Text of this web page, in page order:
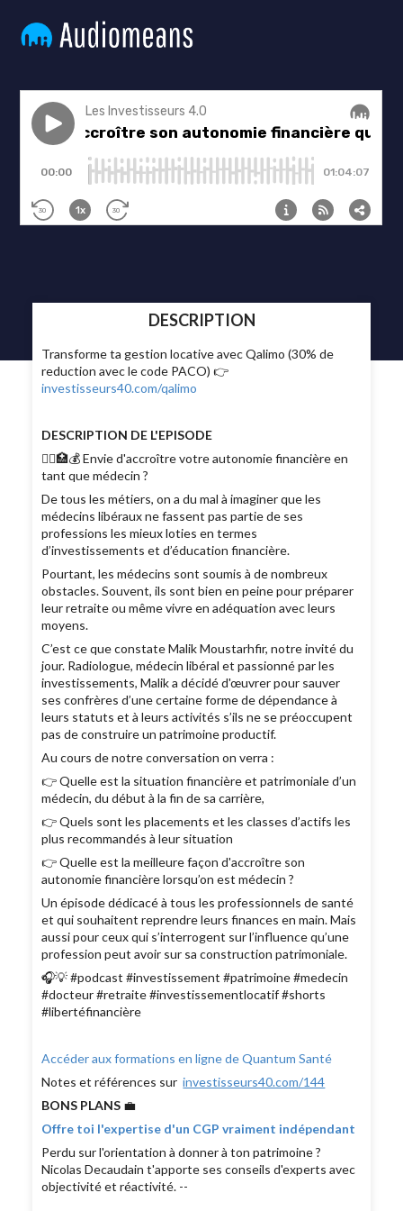
DESCRIPTION
Transforme ta gestion locative avec Qalimo (30% de
reduction avec le code PACO) 👉
investisseurs40.com/qalimo
DESCRIPTION DE L'EPISODE
👩‍⚕️🏥💰 Envie d'accroître votre autonomie financière en
tant que médecin ?
De tous les métiers, on a du mal à imaginer que les
médecins libéraux ne fassent pas partie de ses
professions les mieux loties en termes
d’investissements et d’éducation financière.
Pourtant, les médecins sont soumis à de nombreux
obstacles. Souvent, ils sont bien en peine pour préparer
leur retraite ou même vivre en adéquation avec leurs
moyens.
C’est ce que constate Malik Moustarhfir, notre invité du
jour. Radiologue, médecin libéral et passionné par les
investissements, Malik a décidé d'œuvrer pour sauver
ses confrères d’une certaine forme de dépendance à
leurs statuts et à leurs activités s’ils ne se préoccupent
pas de construire un patrimoine productif.
Au cours de notre conversation on verra :
👉 Quelle est la situation financière et patrimoniale d’un
médecin, du début à la fin de sa carrière,
👉 Quels sont les placements et les classes d’actifs les
plus recommandés à leur situation
👉 Quelle est la meilleure façon d'accroître son
autonomie financière lorsqu’on est médecin ?
Un épisode dédicacé à tous les professionnels de santé
et qui souhaitent reprendre leurs finances en main. Mais
aussi pour ceux qui s’interrogent sur l’influence qu’une
profession peut avoir sur sa construction patrimoniale.
🎧💡 #podcast #investissement #patrimoine #medecin
#docteur #retraite #investissementlocatif #shorts
#libertéfinancière
Accéder aux formations en ligne de Quantum Santé
Notes et références surinvestisseurs40.com/144
BONS PLANS 💼
Offre toi l'expertise d'un CGP vraiment indépendant
Perdu sur l'orientation à donner à ton patrimoine ?
Nicolas Decaudain t'apporte ses conseils d'experts avec
objectivité et réactivité. --